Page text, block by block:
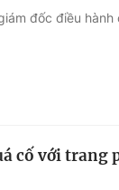
đốc điều
cố với trang